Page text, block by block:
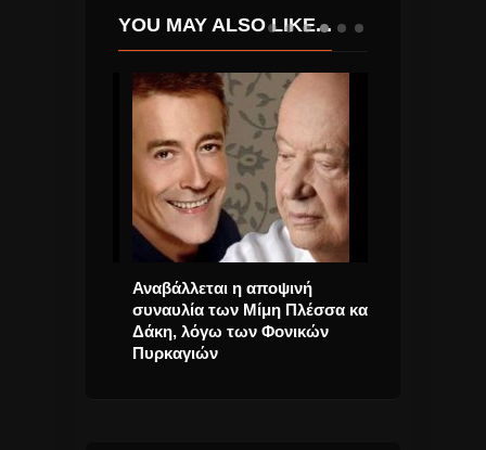
YOU MAY ALSO LIKE...
Αναβάλλεται η αποψινή
συναυλία των Μίμη Πλέσσα και
Δάκη, λόγω των Φονικών
Πυρκαγιών